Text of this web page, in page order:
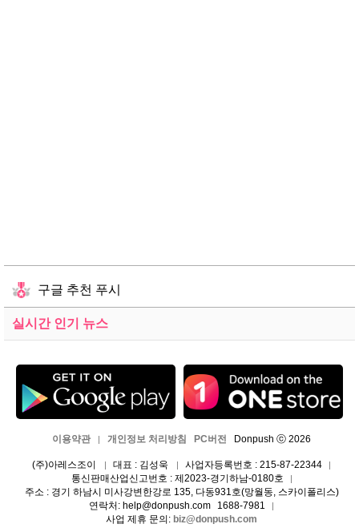
구글 추천 푸시
실시간 인기 뉴스
이용약관 | 개인정보 처리방침 PC버전 Donpush ⓒ 2026
(주)아레스조이 | 대표 : 김성욱 | 사업자등록번호 : 215-87-22344 |
통신판매산업신고번호 : 제2023-경기하남-0180호 |
주소 : 경기 하남시 미사강변한강로 135, 다동931호(망월동, 스카이폴리스)
연락처: help@donpush.com
1688-7981 |
사업 제휴 문의: biz@donpush.com